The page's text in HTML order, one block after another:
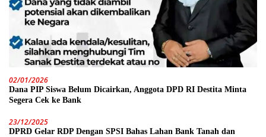
02/01/2026
Dana PIP Siswa Belum Dicairkan, Anggota DPD RI Destita Minta
Segera Cek ke Bank
23/12/2025
DPRD Gelar RDP Dengan SPSI Bahas Lahan Bank Tanah dan